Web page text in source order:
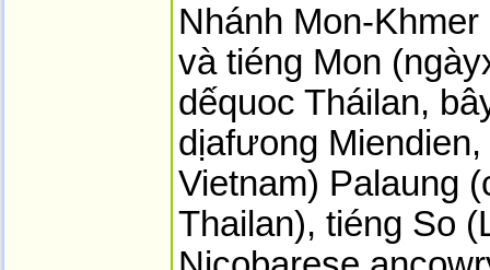
Nhánh Mon-
và tiéng Mon
dếquoc Tháilan,
dịafưong
Vietnam) Palaung
Thailan), tiéng So